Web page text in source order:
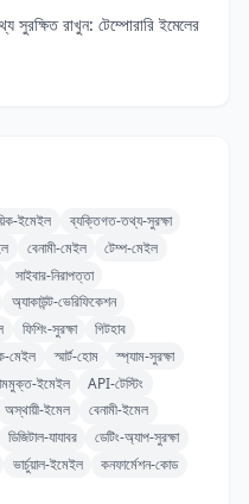
সুরক্ষিত রাখুন: টেম্পোরারি ইমেলের
ইমেইল
ব্যক্তিগত-তথ্য-সুরক্ষা
বেনামী-মেইল
টেম্প-মেইল
সাইবার-নিরাপত্তা
অ্যাকাউন্ট-ভেরিফিকেশন
ফিশিং-সুরক্ষা
গিটহাব
মেইল স্মার্ট-হোম
স্প্যাম-সুরক্ষা
ইমেইল
API-টেস্টিং
অস্থায়ী-ইমেল
বেনামী-ইমেল
ডিজিটাল-যাযাবর
ডেটিং-অ্যাপ-সুরক্ষা
ভার্চুয়াল-ইমেইল
কনফার্মেশন-কোড